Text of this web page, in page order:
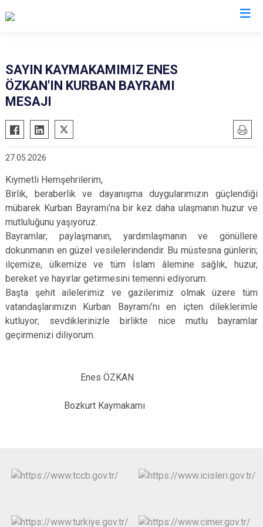
Acıpayam
Babadağ
Beyağaç
Bozkurt
Buldan
Çal
Çameli
Çardak
Serinhisar
Merkezefendi
SAYIN KAYMAKAMIMIZ ENES
ÖZKAN'IN KURBAN BAYRAMI
MESAJI
27.05.2026
Kıymetli Hemşehrilerim,
Birlik, beraberlik ve dayanışma duygularımızın güçlendiği
mübarek Kurban Bayramı’na bir kez daha ulaşmanın huzur ve
mutluluğunu yaşıyoruz.
Bayramlar; paylaşmanın, yardımlaşmanın ve gönüllere
dokunmanın en güzel vesilelerindendir. Bu müstesna günlerin;
ilçemize, ülkemize ve tüm İslam âlemine sağlık, huzur,
bereket ve hayırlar getirmesini temenni ediyorum.
Başta şehit ailelerimiz ve gazilerimiz olmak üzere tüm
vatandaşlarımızın Kurban Bayramı’nı en içten dileklerimle
kutluyor; sevdiklerinizle birlikte nice mutlu bayramlar
geçirmenizi diliyorum.
Enes ÖZKAN
Bozkurt Kaymakamı